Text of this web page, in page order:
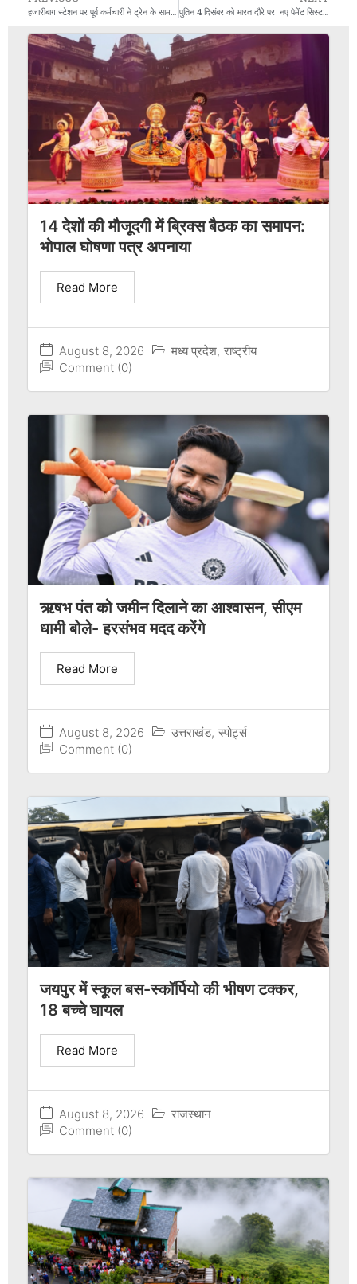
पुतिन 4 दिसंबर को भारत दौरे पर नए पेमेंट सिस्टम पर होगी अहम बातचीत
14 देशों की मौजूदगी में ब्रिक्स बैठक का समापन:
भोपाल घोषणा पत्र अपनाया
August 8, 2026 मध्य प्रदेश, राष्ट्रीय
Comment (0)
Read More
ऋषभ पंत को जमीन दिलाने का आश्वासन, सीएम
धामी बोले- हरसंभव मदद करेंगे
August 8, 2026 उत्तराखंड, स्पोर्ट्स
Comment (0)
Read More
जयपुर में स्कूल बस-स्कॉर्पियो की भीषण टक्कर,
18 बच्चे घायल
August 8, 2026
राजस्थान
Comment (0)
Read More